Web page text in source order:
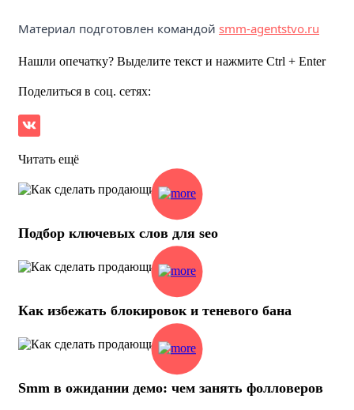
Материал подготовлен командой smm-agentstvo.ru
Нашли опечатку? Выделите текст и нажмите Ctrl + Enter
Поделиться в соц. сетях:
Читать ещё
Подбор ключевых слов для seo
Как избежать блокировок и теневого бана
Smm в ожидании демо: чем занять фолловеров